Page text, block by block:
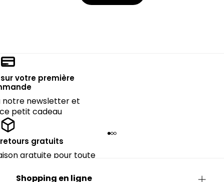
votre première
notre newsletter et
petit cadeau
gratuits
gratuite pour toute
Shopping en ligne